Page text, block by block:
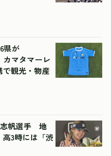
県が
マタマーレ
観光・物産
志帆選手 地
3時には「渋